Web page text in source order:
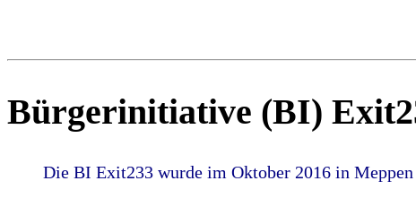
Bürgerinitiative (BI)
Die BI Exit233 wurde im Oktober 2016 in